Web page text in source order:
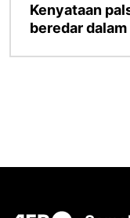
Kenyataan
beredar